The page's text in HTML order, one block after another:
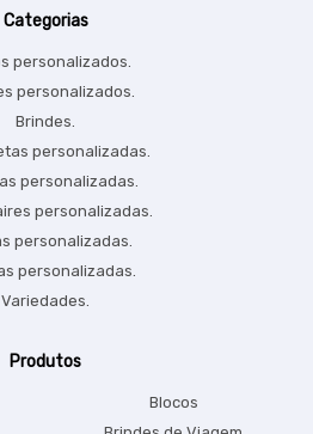
Categorias
personalizados.
personalizados.
Brindes.
personalizadas.
personalizadas.
personalizadas.
personalizadas.
personalizadas.
Variedades.
Produtos
Blocos